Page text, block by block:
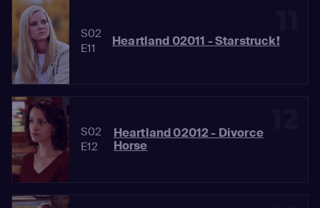
S02
E11
Heartland 02011 - Starstruck!
S02
E12
Heartland 02012 - Divorce
Horse